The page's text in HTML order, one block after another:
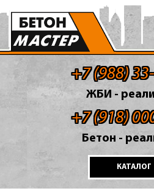
+7 (988)
ЖБИ -
+7 (918)
Бетон -
КАТАЛОГ